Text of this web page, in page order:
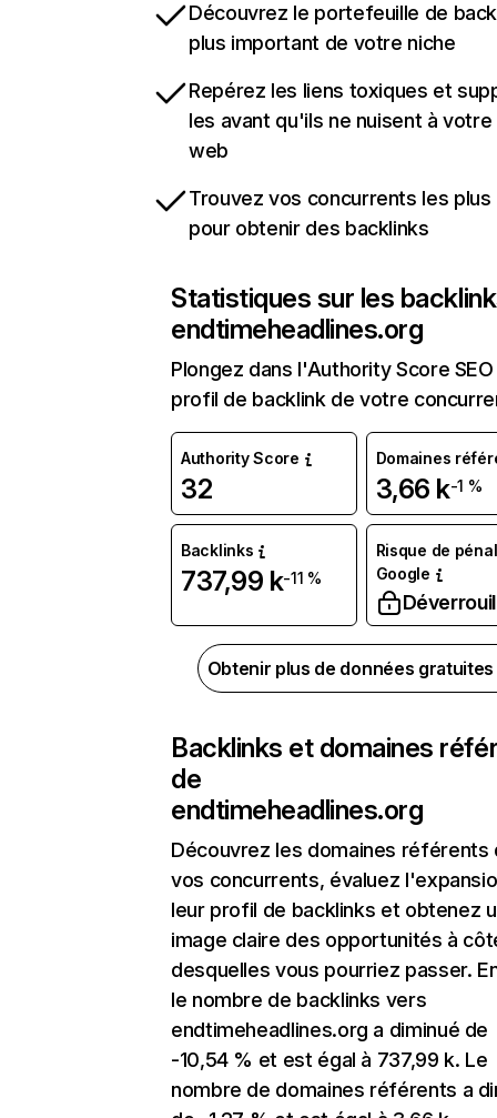
Découvrez le portefeuille de
plus important de votre niche
Repérez les liens toxiques et
les avant qu'ils ne nuisent à
web
Trouvez vos concurrents les
pour obtenir des backlinks
Statistiques sur les
endtimeheadlines.org
Plongez dans l'Authority Score
profil de backlink de votre
Authority Score
32
Domaines
3,66 k-1 %
Backlinks
737,99 k-11 %
Risque de
Google
Obtenir plus de données
Backlinks et domaines
de
endtimeheadlines.org
Découvrez les domaines référents
vos concurrents, évaluez
leur profil de backlinks et obtenez
image claire des opportunités à
desquelles vous pourriez passer.
le nombre de backlinks vers
endtimeheadlines.org a diminué de
-10,54 % et est égal à 737,99 k. Le
nombre de domaines référents a